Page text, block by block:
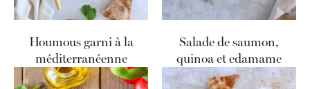
Houmous garni à la
méditerranéenne
Salade de saumon,
quinoa et edamame